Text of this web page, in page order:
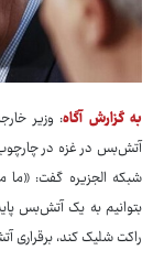
به گزارش آگاه: وزیر
آتش‌بس در غزه در
شبکه الجزیره گفت: «ما
بتوانیم به یک آتش‌بس
راکت شلیک کند،